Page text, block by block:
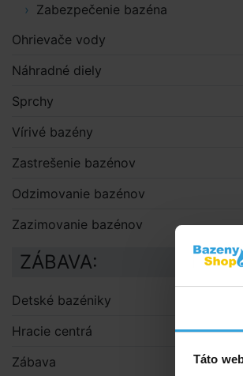
Táto
Zabezpečenie bazéna
Ohrievače vody
Náhradné diely
Sprchy
Vírivé bazény
Zastrešenie bazénov
Odzimovanie bazénov
Zazimovanie bazénov
ZÁBAVA:
Detské bazéniky
Hracie centrá
Zábava